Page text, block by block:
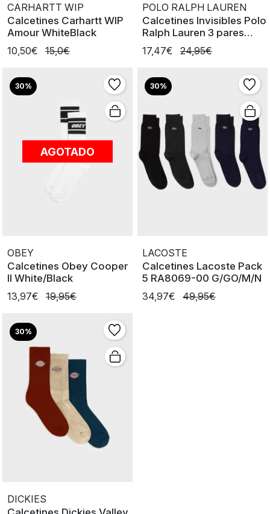
CARHARTT WIP
Calcetines Carhartt WIP
Amour WhiteBlack
10,50€
15,0€
POLO RALPH LAUREN
Calcetines Invisibles Polo
Ralph Lauren 3 pares
Black
17,47€ 24,95€
30%
AGOTADO
OBEY
Calcetines Obey Cooper
II White/Black
13,97€
19,95€
30%
LACOSTE
Calcetines Lacoste Pack
5 RA8069-00 G/GO/M/N
34,97€
49,95€
30%
DICKIES